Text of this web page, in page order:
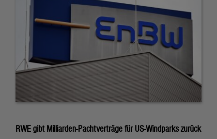
RWE gibt Milliarden-Pachtverträge für US-Windparks zurück